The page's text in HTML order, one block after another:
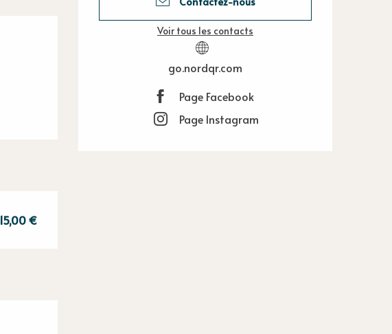
Voir tous les contacts
go.nordqr.com
Page Facebook
Page Instagram
15,00 €